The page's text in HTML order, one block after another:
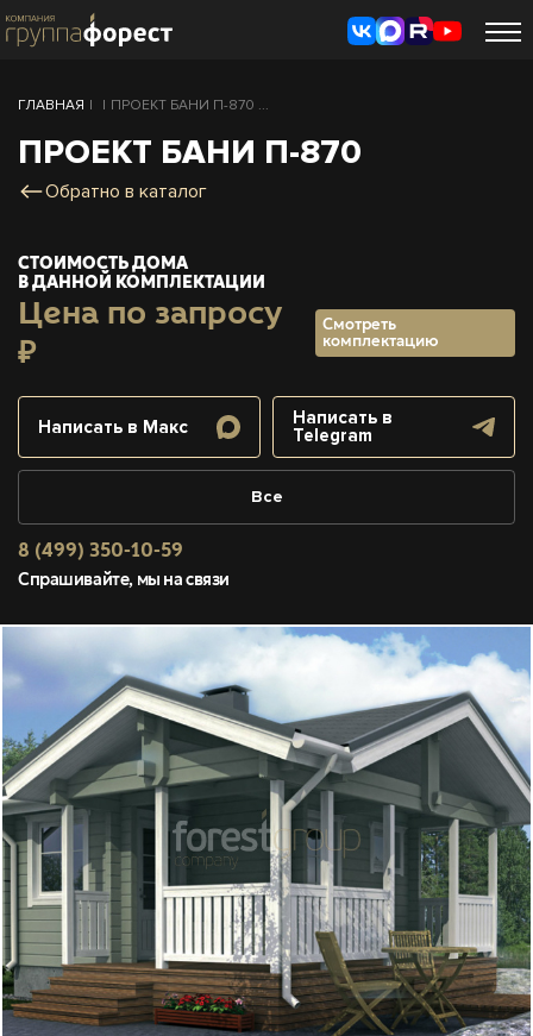
ГЛАВНАЯ | | ПРОЕКТ БАНИ П-870 ...
ПРОЕКТ БАНИ П-870
Обратно в каталог
СТОИМОСТЬ ДОМА
В ДАННОЙ КОМПЛЕКТАЦИИ
Цена по запросу
₽
Смотреть
комплектацию
Написать в Макс
Написать в
Telegram
Все
8 (499) 350-10-59
Спрашивайте, мы на связи